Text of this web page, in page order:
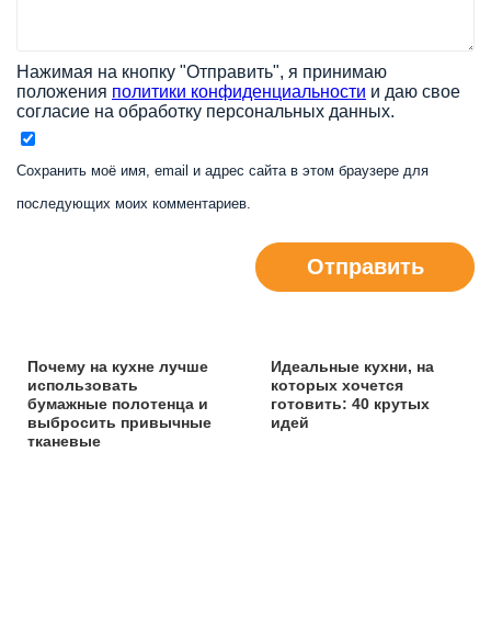
Нажимая на кнопку "Отправить", я принимаю
положения политики конфиденциальности и даю свое
согласие на обработку персональных данных.
Сохранить моё имя, email и адрес сайта в этом браузере для
последующих моих комментариев.
Отправить
Почему на кухне лучше
использовать
бумажные полотенца и
выбросить привычные
тканевые
Идеальные кухни, на
которых хочется
готовить: 40 крутых
идей